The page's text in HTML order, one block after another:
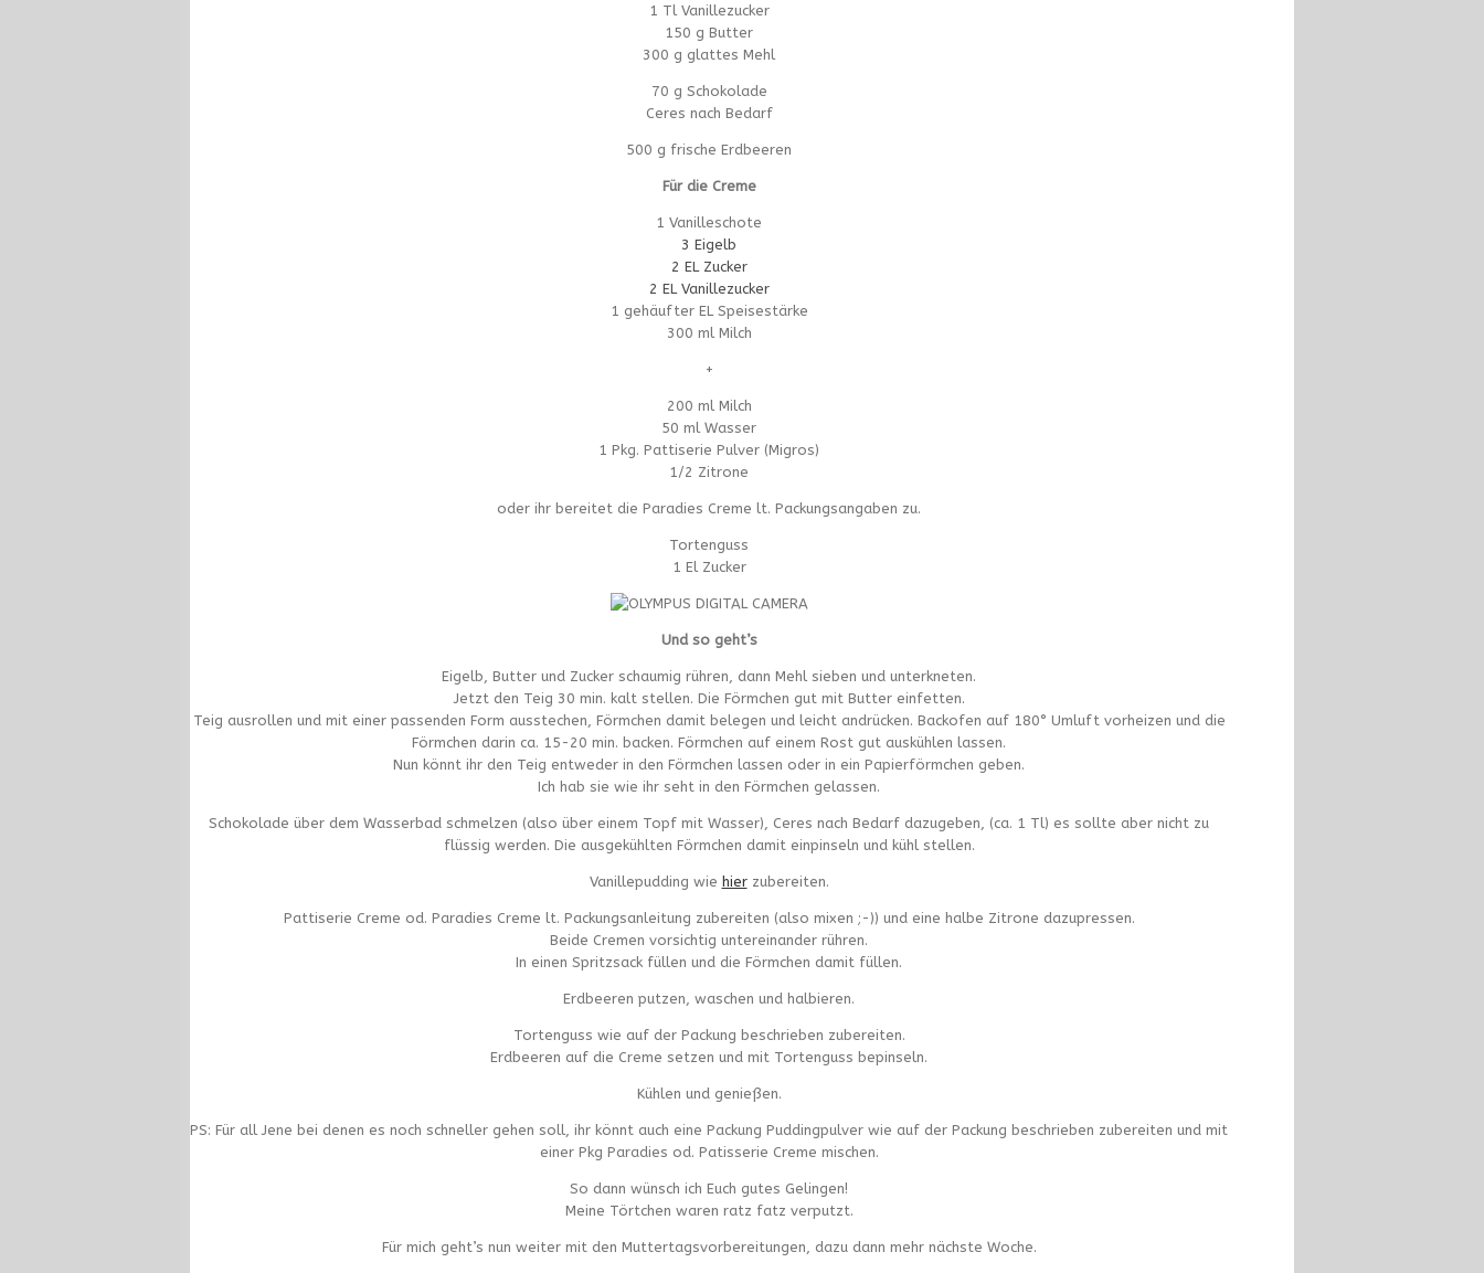
1 Tl Vanillezucker
150 g Butter
300 g glattes Mehl
70 g Schokolade
Ceres nach Bedarf
500 g frische Erdbeeren
Für die Creme
1 Vanilleschote
3 Eigelb
2 EL Zucker
2 EL Vanillezucker
1 gehäufter EL Speisestärke
300 ml Milch
+
200 ml Milch
50 ml Wasser
1 Pkg. Pattiserie Pulver (Migros)
1/2 Zitrone
oder ihr bereitet die Paradies Creme lt. Packungsangaben zu.
Tortenguss
1 El Zucker
Und so geht’s
Eigelb, Butter und Zucker schaumig rühren, dann Mehl sieben und unterkneten.
Jetzt den Teig 30 min. kalt stellen. Die Förmchen gut mit Butter einfetten.
Teig ausrollen und mit einer passenden Form ausstechen, Förmchen damit belegen und leicht andrücken. Backofen auf 180° Umluft vorheizen und die
Förmchen darin ca. 15-20 min. backen. Förmchen auf einem Rost gut auskühlen lassen.
Nun könnt ihr den Teig entweder in den Förmchen lassen oder in ein Papierförmchen geben.
Ich hab sie wie ihr seht in den Förmchen gelassen.
Schokolade über dem Wasserbad schmelzen (also über einem Topf mit Wasser), Ceres nach Bedarf dazugeben, (ca. 1 Tl) es sollte aber nicht zu
flüssig werden. Die ausgekühlten Förmchen damit einpinseln und kühl stellen.
Vanillepudding wie hierzubereiten.
Pattiserie Creme od. Paradies Creme lt. Packungsanleitung zubereiten (also mixen ;-)) und eine halbe Zitrone dazupressen.
Beide Cremen vorsichtig untereinander rühren.
In einen Spritzsack füllen und die Förmchen damit füllen.
Erdbeeren putzen, waschen und halbieren.
Tortenguss wie auf der Packung beschrieben zubereiten.
Erdbeeren auf die Creme setzen und mit Tortenguss bepinseln.
Kühlen und genießen.
PS: Für all Jene bei denen es noch schneller gehen soll, ihr könnt auch eine Packung Puddingpulver wie auf der Packung beschrieben zubereiten und mit
einer Pkg Paradies od. Patisserie Creme mischen.
So dann wünsch ich Euch gutes Gelingen!
Meine Törtchen waren ratz fatz verputzt.
Für mich geht’s nun weiter mit den Muttertagsvorbereitungen, dazu dann mehr nächste Woche.